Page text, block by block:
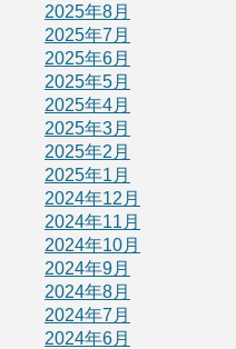
2025年8月
2025年7月
2025年6月
2025年5月
2025年4月
2025年3月
2025年2月
2025年1月
2024年12月
2024年11月
2024年10月
2024年9月
2024年8月
2024年7月
2024年6月